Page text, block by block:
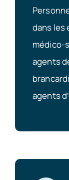
dans les
médico-
agents
agents